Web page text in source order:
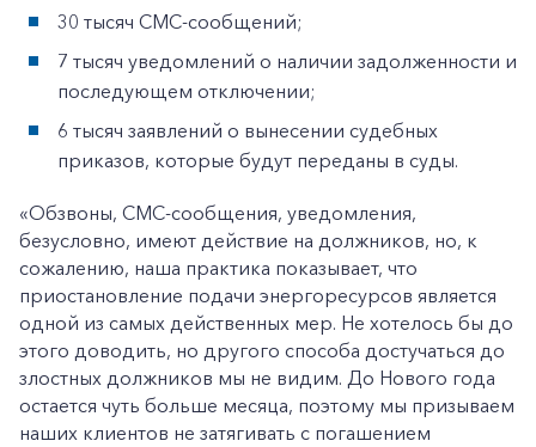
30 тысяч СМС-сообщений;
7 тысяч уведомлений о наличии задолженности и
последующем отключении;
6 тысяч заявлений о вынесении судебных
приказов, которые будут переданы в суды.
«Обзвоны, СМС-сообщения, уведомления,
безусловно, имеют действие на должников, но, к
сожалению, наша практика показывает, что
приостановление подачи энергоресурсов является
одной из самых действенных мер. Не хотелось бы до
этого доводить, но другого способа достучаться до
злостных должников мы не видим. До Нового года
остается чуть больше месяца, поэтому мы призываем
наших клиентов не затягивать с погашением